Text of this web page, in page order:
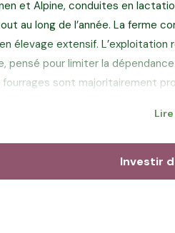
et Alpine, conduites en
au long de l’année. La ferme
élevage extensif.
pensé pour limiter la
sont majoritairement
de sa famille au quotidien, avec le
sur une organisation
tournée vers le soin apporté
Terra Lacta, acteur
Investir